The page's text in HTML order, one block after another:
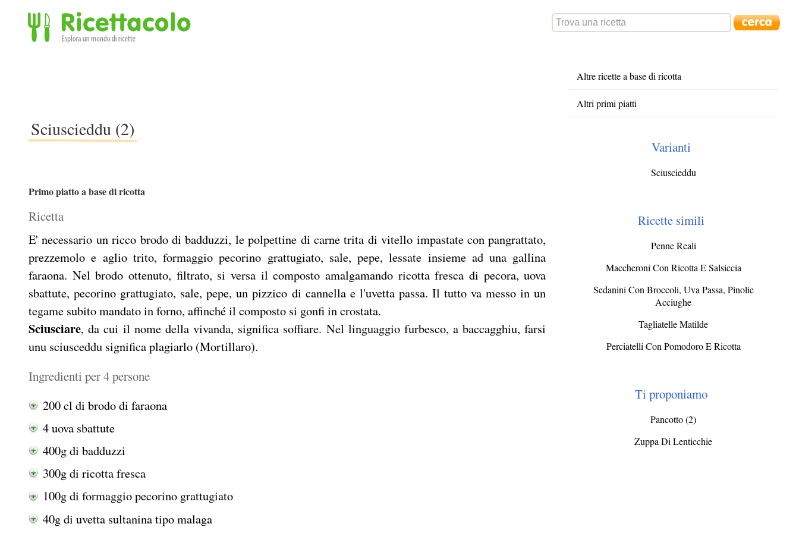
Sciuscieddu (2)
Primo piatto a base di ricotta
Ricetta
E' necessario un ricco brodo di badduzzi, le polpettine di carne trita di vitello impastate con pangrattato,
prezzemolo e aglio trito, formaggio pecorino grattugiato, sale, pepe, lessate insieme ad una gallina
faraona. Nel brodo ottenuto, filtrato, si versa il composto amalgamando ricotta fresca di pecora, uova
sbattute, pecorino grattugiato, sale, pepe, un pizzico di cannella e l'uvetta passa. Il tutto va messo in un
tegame subito mandato in forno, affinché il composto si gonfi in crostata.
Sciusciare, da cui il nome della vivanda, significa soffiare. Nel linguaggio furbesco, a baccagghiu, farsi
unu sciusceddu significa plagiarlo (Mortillaro).
Ingredienti per 4 persone
200 cl di brodo di faraona
4 uova sbattute
400g di badduzzi
300g di ricotta fresca
100g di formaggio pecorino grattugiato
40g di uvetta sultanina tipo malaga
Altre ricette a base di ricotta
Altri primi piatti
Varianti
Sciuscieddu
Ricette simili
Penne Reali
Maccheroni Con Ricotta E Salsiccia
Sedanini Con Broccoli, Uva Passa, Pinolie
Acciughe
Tagliatelle Matilde
Perciatelli Con Pomodoro E Ricotta
Ti proponiamo
Pancotto (2)
Zuppa Di Lenticchie